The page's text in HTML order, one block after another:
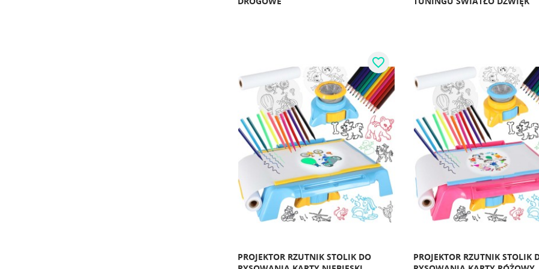
PROJEKTOR RZUTNIK STOLIK DO
favorite_border
PROJEKTOR RZUTNIK STOLIK